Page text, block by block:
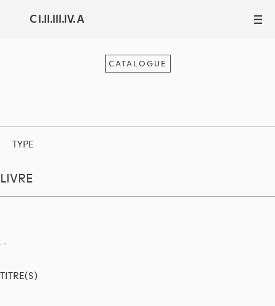
C I.II.III.IV. A III
CATALOGUE
TYPE
LIVRE
TITRE(S)